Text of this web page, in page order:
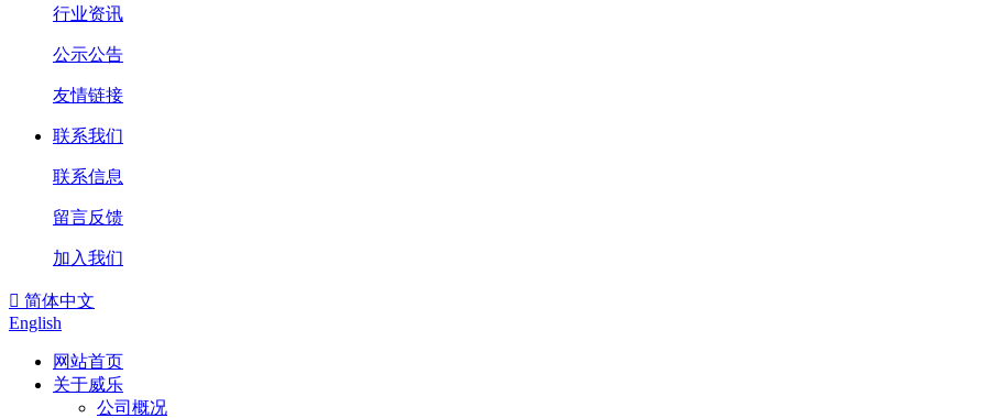
行业资讯
公示公告
友情链接
联系我们
联系信息
留言反馈
加入我们
 简体中文
English
网站首页
关于威乐
公司概况